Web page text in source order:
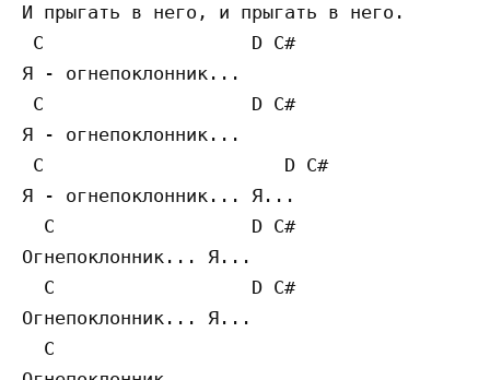
И прыгать в него, и прыгать в него.
C                   D C#
Я - огнепоклонник...
C                   D C#
Я - огнепоклонник...
C                      D C#
Я - огнепоклонник... Я...
  С                  D C#
Огнепоклонник... Я...
  С                  D C#
Огнепоклонник... Я...
  С